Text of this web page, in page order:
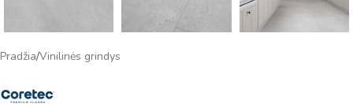
Pradžia/Vinilinės grindys